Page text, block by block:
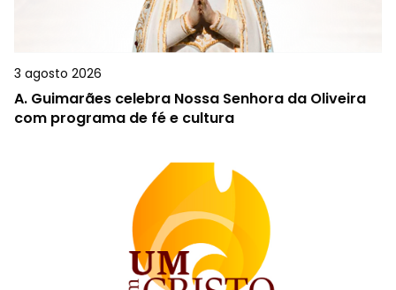
3 agosto 2026
A. Guimarães celebra Nossa Senhora da Oliveira
com programa de fé e cultura